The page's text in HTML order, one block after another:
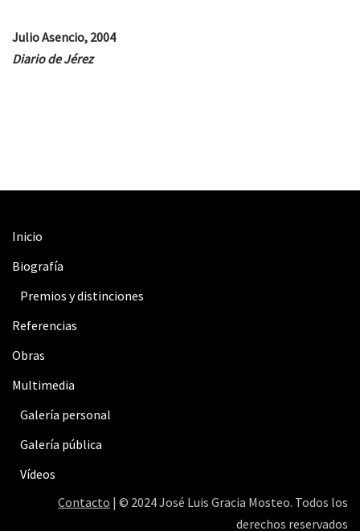
Julio Asencio, 2004
Diario de Jérez
Inicio
Biografía
Premios y distinciones
Referencias
Obras
Multimedia
Galería personal
Galería pública
Vídeos
Contacto | © 2024 José Luis Gracia Mosteo. Todos los
derechos reservados